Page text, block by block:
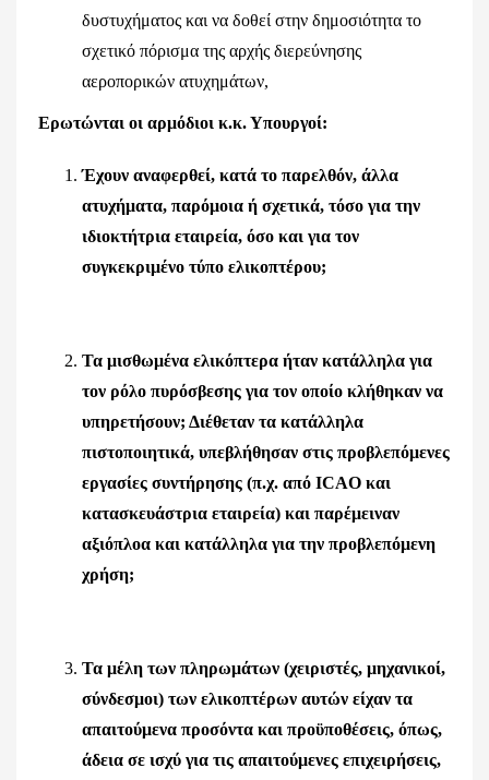
δυστυχήματος και να δοθεί στην δημοσιότητα το
σχετικό πόρισμα της αρχής διερεύνησης
αεροπορικών ατυχημάτων,
Ερωτώνται οι αρμόδιοι κ.κ. Υπουργοί:
Έχουν αναφερθεί, κατά το παρελθόν, άλλα
ατυχήματα, παρόμοια ή σχετικά, τόσο για την
ιδιοκτήτρια εταιρεία, όσο και για τον
συγκεκριμένο τύπο ελικοπτέρου;
Τα μισθωμένα ελικόπτερα ήταν κατάλληλα για
τον ρόλο πυρόσβεσης για τον οποίο κλήθηκαν να
υπηρετήσουν; Διέθεταν τα κατάλληλα
πιστοποιητικά, υπεβλήθησαν στις προβλεπόμενες
εργασίες συντήρησης (π.χ. από ICAO και
κατασκευάστρια εταιρεία) και παρέμειναν
αξιόπλοα και κατάλληλα για την προβλεπόμενη
χρήση;
Τα μέλη των πληρωμάτων (χειριστές, μηχανικοί,
σύνδεσμοι) των ελικοπτέρων αυτών είχαν τα
απαιτούμενα προσόντα και προϋποθέσεις, όπως,
άδεια σε ισχύ για τις απαιτούμενες επιχειρήσεις,